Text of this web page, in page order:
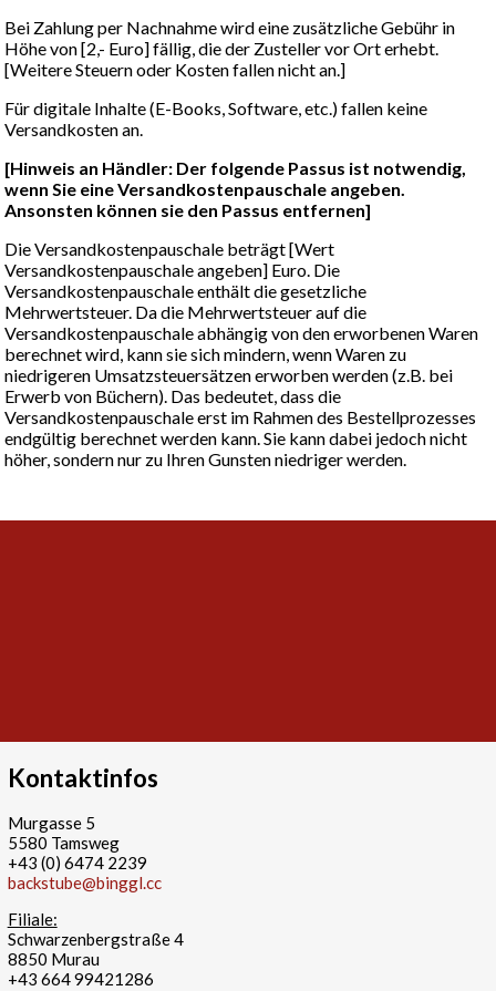
Bei Zahlung per Nachnahme wird eine zusätzliche Gebühr in
Höhe von [2,- Euro] fällig, die der Zusteller vor Ort erhebt.
[Weitere Steuern oder Kosten fallen nicht an.]
Für digitale Inhalte (E-Books, Software, etc.) fallen keine
Versandkosten an.
[Hinweis an Händler: Der folgende Passus ist notwendig,
wenn Sie eine Versandkostenpauschale angeben.
Ansonsten können sie den Passus entfernen]
Die Versandkostenpauschale beträgt [Wert
Versandkostenpauschale angeben] Euro. Die
Versandkostenpauschale enthält die gesetzliche
Mehrwertsteuer. Da die Mehrwertsteuer auf die
Versandkostenpauschale abhängig von den erworbenen Waren
berechnet wird, kann sie sich mindern, wenn Waren zu
niedrigeren Umsatzsteuersätzen erworben werden (z.B. bei
Erwerb von Büchern). Das bedeutet, dass die
Versandkostenpauschale erst im Rahmen des Bestellprozesses
endgültig berechnet werden kann. Sie kann dabei jedoch nicht
höher, sondern nur zu Ihren Gunsten niedriger werden.
Kontaktinfos
Murgasse 5
5580 Tamsweg
+43 (0) 6474 2239
backstube@binggl.cc
Filiale:
Schwarzenbergstraße 4
8850 Murau
+43 664 99421286